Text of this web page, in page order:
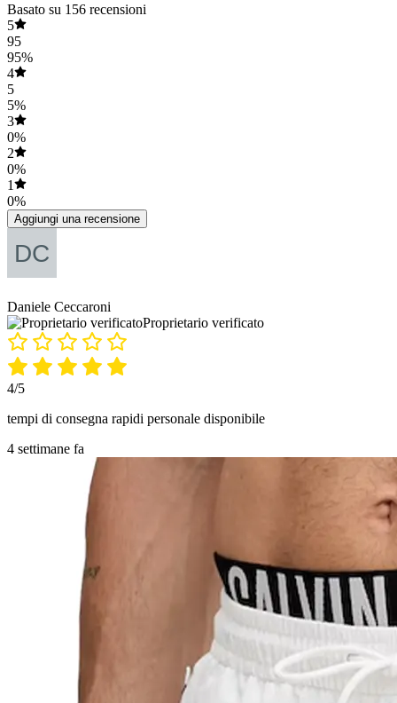
Basato su 156 recensioni
5
95
95%
4
5
5%
3
0%
2
0%
1
0%
Aggiungi una recensione
Daniele Ceccaroni
Proprietario verificato
4/5
tempi di consegna rapidi personale disponibile
4 settimane fa